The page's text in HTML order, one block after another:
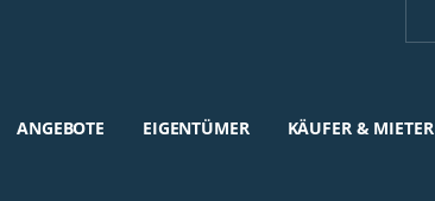
ANGEBOTE EIGENTÜMER KÄUFER & MIETER